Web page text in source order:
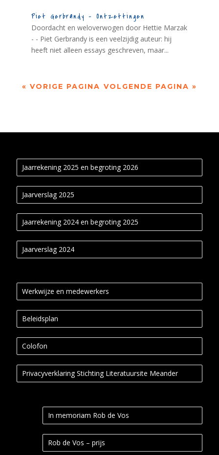
Piet Gerbrandy – Ontzettingen
Doordacht en weloverwogen door Hettie Marzak
- - Piet Gerbrandy is een veelzijdig auteur: hij
heeft niet alleen essays geschreven, maar...
« VORIGE PAGINA VOLGENDE PAGINA »
Jaarrekening 2025 en begroting 2026
Jaarverslag 2025
Jaarrekening 2024 en begroting 2025
Jaarverslag 2024
Werkwijze en medewerkers
Beleidsplan
Colofon
Privacyverklaring Stichting Literatuursite Meander
In memoriam Rob de Vos
Rob de Vos – prijs